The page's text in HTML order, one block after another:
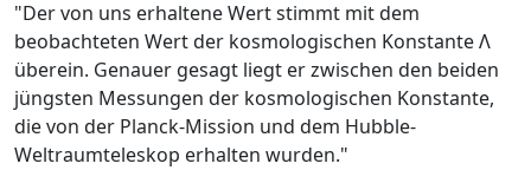
"Der von uns erhaltene Wert stimmt mit dem
beobachteten Wert der kosmologischen Konstante Λ
überein. Genauer gesagt liegt er zwischen den beiden
jüngsten Messungen der kosmologischen Konstante,
die von der Planck-Mission und dem Hubble-
Weltraumteleskop erhalten wurden."